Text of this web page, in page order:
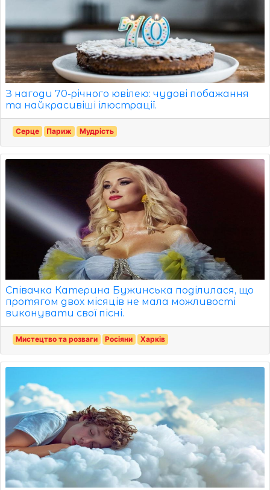
З нагоди 70-річного ювілею: чудові побажання
та найкрасивіші ілюстрації.
Серце Париж Мудрість
Співачка Катерина Бужинська поділилася, що
протягом двох місяців не мала можливості
виконувати свої пісні.
Мистецтво та розваги Росіяни Харків